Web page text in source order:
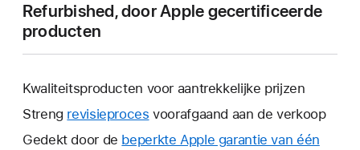
Refurbished, door Apple gecertificeerde
producten
Kwaliteitsproducten voor aantrekkelijke prijzen
Streng revisieproces voorafgaand aan de verkoop
Gedekt door de beperkte Apple garantie van één